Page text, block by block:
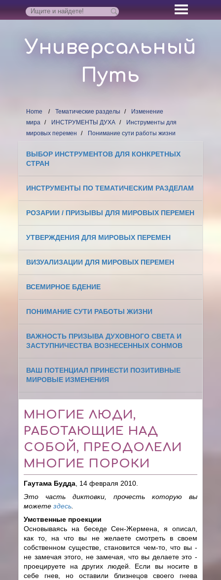
Универсальный
Путь
Home Тематические разделы
Изменение
мира
ИНСТРУМЕНТЫ ДУХА
Инструменты для
мировых перемен
Понимание сути работы жизни
ВЫБОР ИНСТРУМЕНТОВ ДЛЯ КОНКРЕТНЫХ
СТРАН
ИНСТРУМЕНТЫ ПО ТЕМАТИЧЕСКИМ РАЗДЕЛАМ
РОЗАРИИ / ПРИЗЫВЫ ДЛЯ МИРОВЫХ ПЕРЕМЕН
УТВЕРЖДЕНИЯ ДЛЯ МИРОВЫХ ПЕРЕМЕН
ВИЗУАЛИЗАЦИИ ДЛЯ МИРОВЫХ ПЕРЕМЕН
ВСЕМИРНОЕ БДЕНИЕ
ПОНИМАНИЕ СУТИ РАБОТЫ ЖИЗНИ
ВАЖНОСТЬ ПРИЗЫВА ДУХОВНОГО СВЕТА И
ЗАСТУПНИЧЕСТВА ВОЗНЕСЕННЫХ СОНМОВ
ВАШ ПОТЕНЦИАЛ ПРИНЕСТИ ПОЗИТИВНЫЕ
МИРОВЫЕ ИЗМЕНЕНИЯ
МНОГИЕ ЛЮДИ,
РАБОТАЮЩИЕ НАД
СОБОЙ, ПРЕОДОЛЕЛИ
МНОГИЕ ПОРОКИ
Гаутама Будда , 14 февраля 2010.
Это часть диктовки, прочесть которую вы
можетездесь
Умственные проекции
Основываясь на беседе Сен-Жермена, я описал,
как то, на что вы не желаете смотреть в своем
собственном существе, становится чем-то, что вы -
не замечая этого, не замечая, что вы делаете это -
проецируете на других людей. Если вы носите в
себе гнев, но оставили близнецов своего гнева